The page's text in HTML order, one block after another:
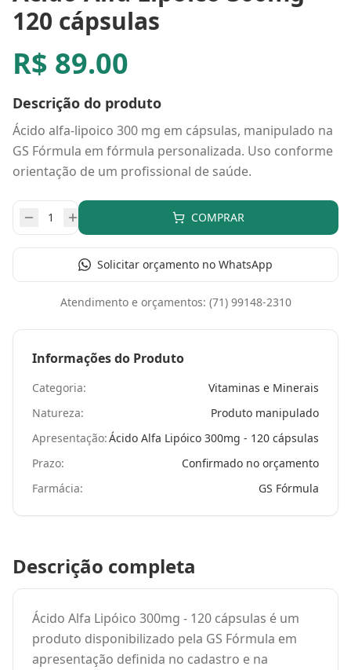
120 cápsulas
R$ 89.00
Descrição do produto
Ácido alfa-lipoico 300 mg em cápsulas, manipulado na
GS Fórmula em fórmula personalizada. Uso conforme
orientação de um profissional de saúde.
COMPRAR
Solicitar orçamento no WhatsApp
Atendimento e orçamentos: (71) 99148-2310
Informações do Produto
Categoria:
Vitaminas e Minerais
Natureza:
Produto manipulado
Apresentação:Ácido Alfa Lipóico 300mg - 120 cápsulas
Prazo:
Confirmado no orçamento
Farmácia:
GS Fórmula
Descrição completa
Ácido Alfa Lipóico 300mg - 120 cápsulas é um
produto disponibilizado pela GS Fórmula em
apresentação definida no cadastro e na